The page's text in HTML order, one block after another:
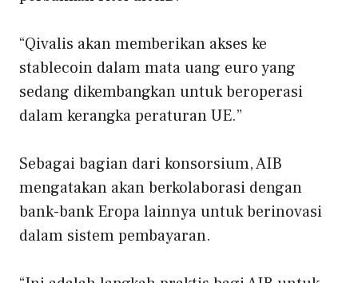
“Qivalis akan memberikan akses ke
stablecoin dalam mata uang euro yang
sedang dikembangkan untuk beroperasi
dalam kerangka peraturan UE.”
Sebagai bagian dari konsorsium, AIB
mengatakan akan berkolaborasi dengan
bank-bank Eropa lainnya untuk berinovasi
dalam sistem pembayaran.